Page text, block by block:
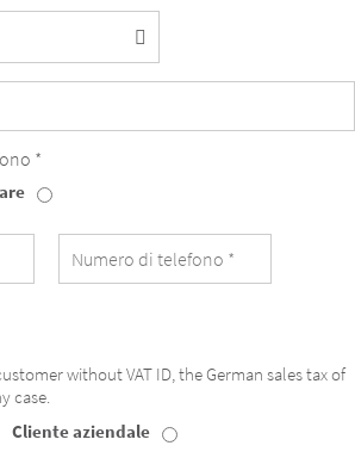
*
without VAT ID, the German sales tax of
case.
Cliente aziendale